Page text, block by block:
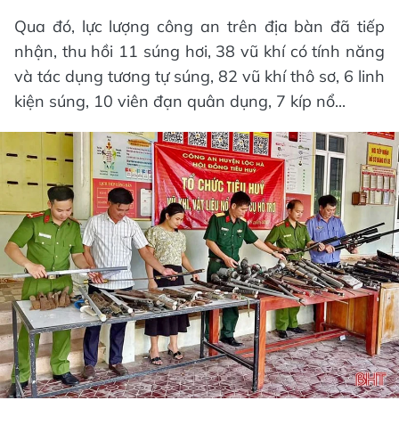
Qua đó, lực lượng công an trên địa bàn đã tiếp
nhận, thu hồi 11 súng hơi, 38 vũ khí có tính năng
và tác dụng tương tự súng, 82 vũ khí thô sơ, 6 linh
kiện súng, 10 viên đạn quân dụng, 7 kíp nổ...